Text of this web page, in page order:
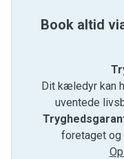
Book altid
Dit kæledyr kan
uventede
foretaget og